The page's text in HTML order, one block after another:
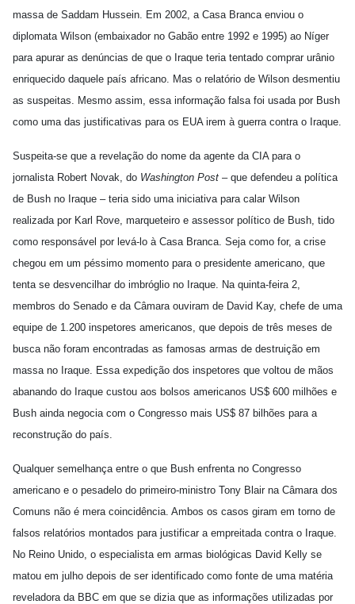
massa de Saddam Hussein. Em 2002, a Casa Branca enviou o
diplomata Wilson (embaixador no Gabão entre 1992 e 1995) ao Níger
para apurar as denúncias de que o Iraque teria tentado comprar urânio
enriquecido daquele país africano. Mas o relatório de Wilson desmentiu
as suspeitas. Mesmo assim, essa informação falsa foi usada por Bush
como uma das justificativas para os EUA irem à guerra contra o Iraque.
Suspeita-se que a revelação do nome da agente da CIA para o
jornalista Robert Novak, do Washington Post – que defendeu a política
de Bush no Iraque – teria sido uma iniciativa para calar Wilson
realizada por Karl Rove, marqueteiro e assessor político de Bush, tido
como responsável por levá-lo à Casa Branca. Seja como for, a crise
chegou em um péssimo momento para o presidente americano, que
tenta se desvencilhar do imbróglio no Iraque. Na quinta-feira 2,
membros do Senado e da Câmara ouviram de David Kay, chefe de uma
equipe de 1.200 inspetores americanos, que depois de três meses de
busca não foram encontradas as famosas armas de destruição em
massa no Iraque. Essa expedição dos inspetores que voltou de mãos
abanando do Iraque custou aos bolsos americanos US$ 600 milhões e
Bush ainda negocia com o Congresso mais US$ 87 bilhões para a
reconstrução do país.
Qualquer semelhança entre o que Bush enfrenta no Congresso
americano e o pesadelo do primeiro-ministro Tony Blair na Câmara dos
Comuns não é mera coincidência. Ambos os casos giram em torno de
falsos relatórios montados para justificar a empreitada contra o Iraque.
No Reino Unido, o especialista em armas biológicas David Kelly se
matou em julho depois de ser identificado como fonte de uma matéria
reveladora da BBC em que se dizia que as informações utilizadas por